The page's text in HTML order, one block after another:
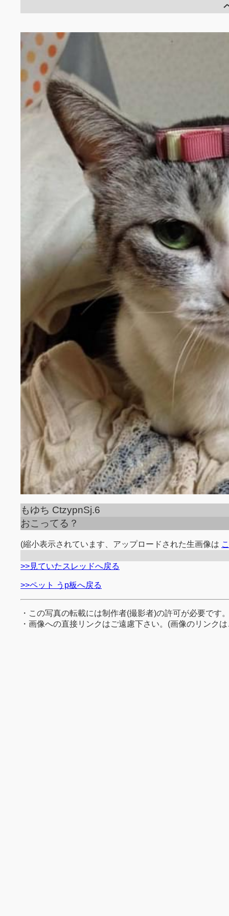
もゆち CtzypnSj.6
おこってる？
(縮小表示されています、アップロードされた生画像は
>>見ていたスレッドへ戻る
>>ペット うp板へ戻る
・この写真の転載には制作者(撮影者)の許可が必要です
・画像への直接リンクはご遠慮下さい。(画像のリンク